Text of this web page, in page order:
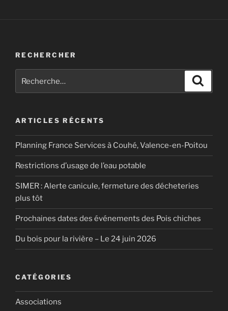
RECHERCHER
ARTICLES RÉCENTS
Planning France Services à Couhé, Valence-en-Poitou
Restrictions d’usage de l’eau potable
SIMER : Alerte canicule, fermeture des décheteries
plus tôt
Prochaines dates des événements des Pois chiches
Du bois pour la rivière – Le 24 juin 2026
CATÉGORIES
Associations